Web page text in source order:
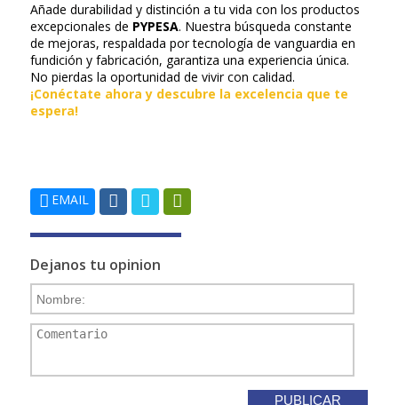
Añade durabilidad y distinción a tu vida con los productos
excepcionales de PYPESA. Nuestra búsqueda constante
de mejoras, respaldada por tecnología de vanguardia en
fundición y fabricación, garantiza una experiencia única.
No pierdas la oportunidad de vivir con calidad.
¡Conéctate ahora y descubre la excelencia que te
espera!
EMAIL
Dejanos tu opinion